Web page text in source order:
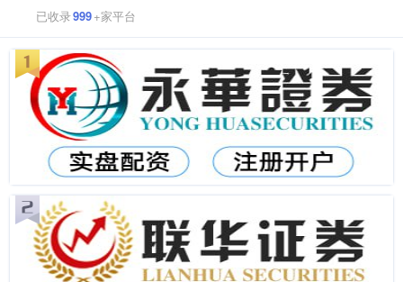
已收录999+家平台